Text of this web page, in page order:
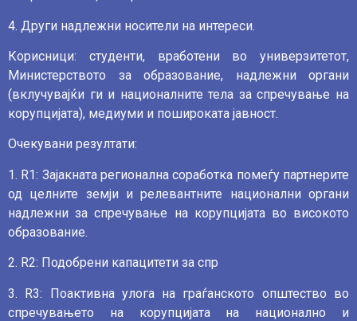
4. Други надлежни носители на интереси.
Корисници: студенти, вработени во универзитетот,
Министерството за образование, надлежни органи
(вклучувајќи ги и националните тела за спречување на
корупцијата), медиуми и пошироката јавност.
Очекувани резултати:
1. R1: Зајакната регионална соработка помеѓу партнерите
од целните земји и релевантните национални органи
надлежни за спречување на корупцијата во високото
образование.
2. R2: Подобрени капацитети за спр
3. R3: Поактивна улога на граѓанското општество во
спречувањето на корупцијата на национално и